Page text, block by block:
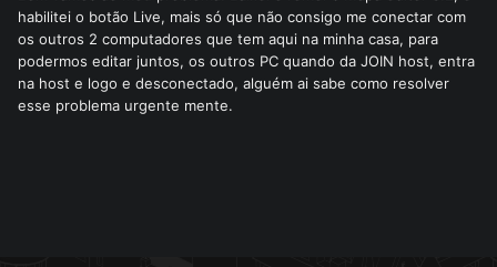
habilitei o botão Live, mais só que não consigo me conectar com
os outros 2 computadores que tem aqui na minha casa, para
podermos editar juntos, os outros PC quando da JOIN host, entra
na host e logo e desconectado, alguém ai sabe como resolver
esse problema urgente mente.